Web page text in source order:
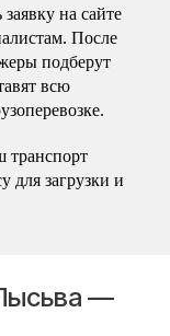
на сайте
После
подберут
всю
транспорт
для загрузки и
—